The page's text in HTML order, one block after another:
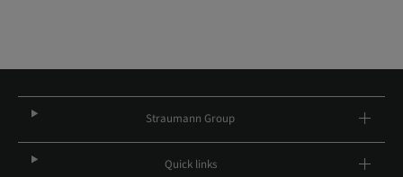
Straumann Group
Quick links